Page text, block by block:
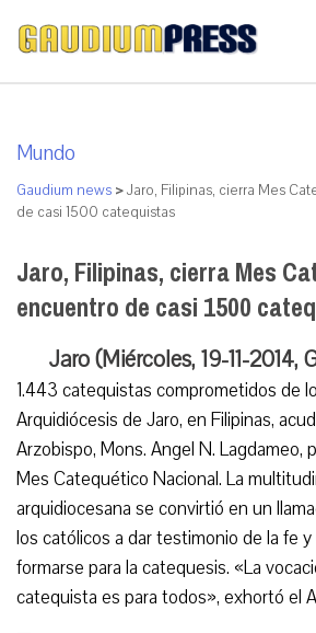
Mundo
Gaudium news >Jaro, Filipinas, cierra Mes
de casi 1500 catequistas
Jaro, Filipinas, cierra Mes
encuentro de casi 1500
Jaro (Miércoles, 19-11-2014,
1.443 catequistas comprometidos de
Arquidiócesis de Jaro, en Filipinas,
Arzobispo, Mons. Angel N. Lagdameo,
Mes Catequético Nacional. La
arquidiocesana se convirtió en un
los católicos a dar testimonio de la fe
formarse para la catequesis. «La
catequista es para todos», exhortó el